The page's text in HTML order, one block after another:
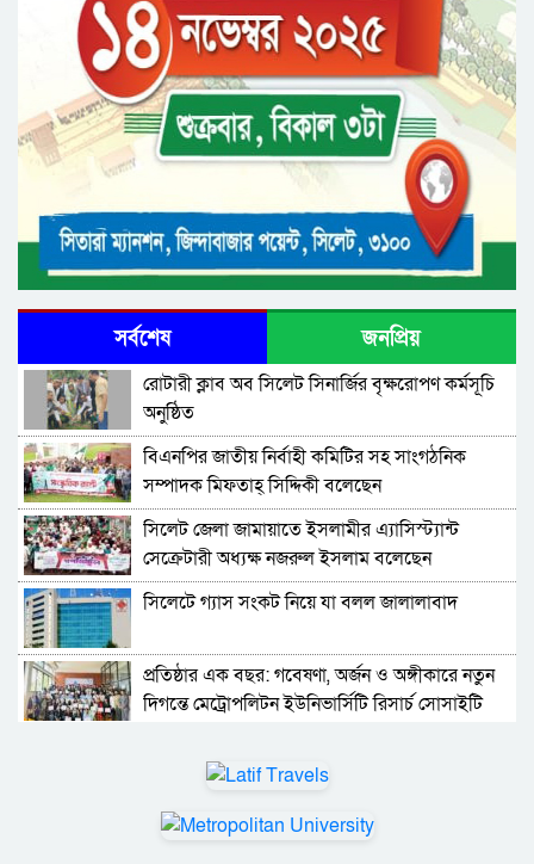
সর্বশেষ জনপ্রিয়
রোটারী ক্লাব অব সিলেট সিনার্জির বৃক্ষরোপণ কর্মসূচি
অনুষ্ঠিত
বিএনপির জাতীয় নির্বাহী কমিটির সহ সাংগঠনিক
সম্পাদক মিফতাহ্ সিদ্দিকী বলেছেন
সিলেট জেলা জামায়াতে ইসলামীর এ্যাসিস্ট্যান্ট
সেক্রেটারী অধ্যক্ষ নজরুল ইসলাম বলেছেন
সিলেটে গ্যাস সংকট নিয়ে যা বলল জালালাবাদ
প্রতিষ্ঠার এক বছর: গবেষণা, অর্জন ও অঙ্গীকারে নতুন
দিগন্তে মেট্রোপলিটন ইউনিভার্সিটি রিসার্চ সোসাইটি
স্মৃতিস্তম্ভে শ্রদ্ধা নিবেদন
সিলেট মহানগর ছাত্রশিবিরের মিছিল সম্পন্ন